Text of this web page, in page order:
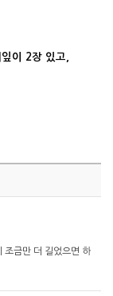
이 2장 있고,
조금만 더 길었으면 하